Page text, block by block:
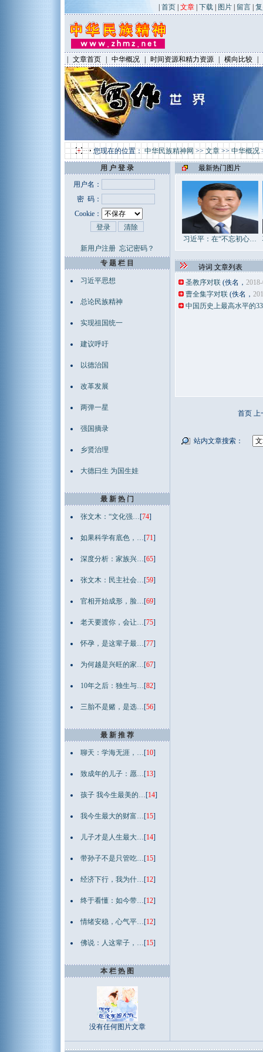
首页 文章 下载 图片 留言
文章首页 中华概况 时间资源和精力资源 横向比较
您现在的位置：中华民族精神网>>文章>>中华概况
用 户 登 录
用户名：
密 码：
Cookie：
新用户注册 忘记密码？
专 题 栏 目
习近平思想
总论民族精神
实现祖国统一
建议呼吁
以德治国
改革发展
两弹一星
强国摘录
乡贤治理
大德曰生 为国生娃
最 新 热 门
张文木：“文化强…[74]
如果科学有底色，…[71]
深度分析：家族兴…[65]
张文木：民主社会…[59]
官相开始成形，脸…[69]
老天要渡你，会让…[75]
怀孕，是这辈子最…[77]
为何越是兴旺的家…[67]
10年之后：独生与…[82]
三胎不是赌，是选…[56]
最 新 推 荐
聊天：学海无涯，…[10]
致成年的儿子：愿…[13]
孩子 我今生最美的…[14]
我今生最大的财富…[15]
儿子才是人生最大…[14]
带孙子不是只管吃…[15]
经济下行，我为什…[12]
终于看懂：如今带…[12]
情绪安稳，心气平…[12]
佛说：人这辈子，…[15]
本 栏 热 图
没有任何图片文章
最新热门图片
习近平：在“不忘初心…
诗词 文章列表
圣教序对联 (佚名，
曹全集字对联 (佚名，
中国历史上最高水平的
首页 上
站内文章搜索：